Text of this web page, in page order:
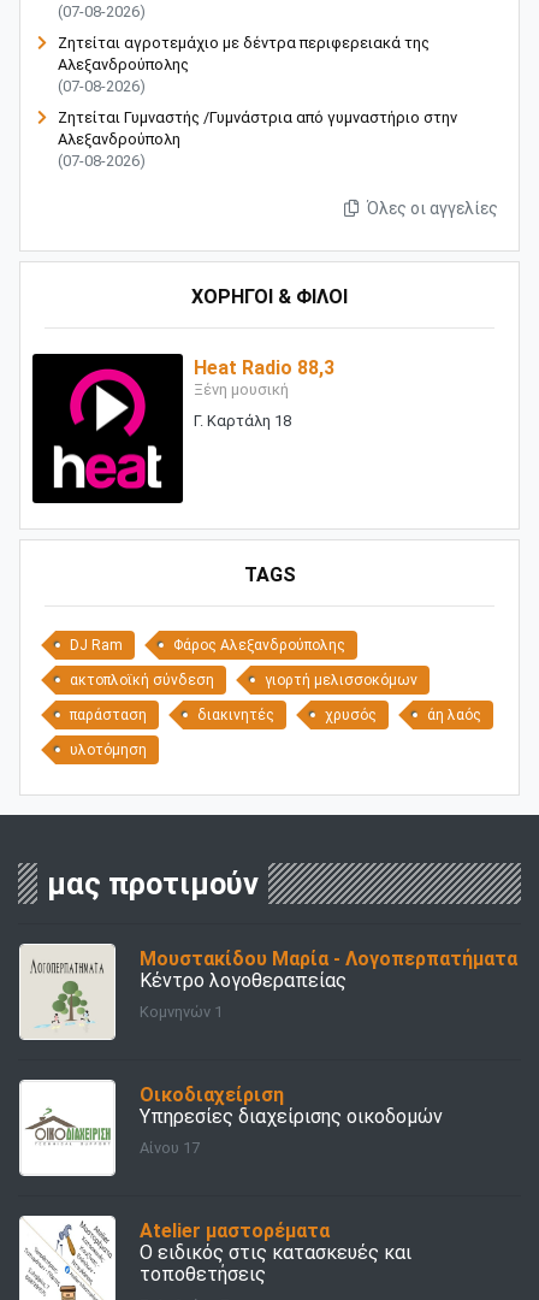
(07-08-2026)
Ζητείται αγροτεμάχιο με δέντρα περιφερειακά της
Αλεξανδρούπολης
(07-08-2026)
Ζητείται Γυμναστής /Γυμνάστρια από γυμναστήριο στην
Αλεξανδρούπολη
(07-08-2026)
Όλες οι αγγελίες
ΧΟΡΗΓΟΙ & ΦΙΛΟΙ
Heat Radio 88,3
Ξένη μουσική
Γ. Καρτάλη 18
TAGS
DJ Ram Φάρος Αλεξανδρούπολης
ακτοπλοϊκή σύνδεση γιορτή μελισσοκόμων
παράσταση διακινητές χρυσός άη λαός
υλοτόμηση
μας προτιμούν
Μουστακίδου Μαρία - Λογοπερπατήματα
Κέντρο λογοθεραπείας
Κομνηνών 1
Οικοδιαχείριση
Υπηρεσίες διαχείρισης οικοδομών
Αίνου 17
Atelier μαστορέματα
Ο ειδικός στις κατασκευές και
τοποθετήσεις